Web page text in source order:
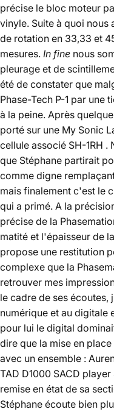
précise le bloc moteur
vinyle. Suite à quoi nous
de rotation en 33,33 et
mesures. In fine nous
pleurage et de
été de constater que
Phase-Tech P-1 par une
à la peine. Après
porté sur une My Sonic
cellule associé SH-1RH .
que Stéphane partirait
comme digne
mais finalement c'est le
qui a primé. A la
précise de la
matité et l'épaisseur de la
propose une restitution
complexe que la
retrouver mes
le cadre de ses
numérique et au digitale
pour lui le digital
dire que la mise en
avec un ensemble :
TAD D1000 SACD
remise en état de sa
Stéphane écoute bien